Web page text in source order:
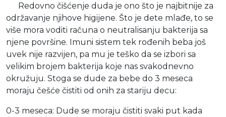
Redovno čišćenje duda je ono što je najbitnije za
održavanje njihove higijene. Što je dete mlađe, to se
više mora voditi računa o neutralisanju bakterija sa
njene površine. Imuni sistem tek rođenih beba još
uvek nije razvijen, pa mu je teško da se izbori sa
velikim brojem bakterija koje nas svakodnevno
okružuju. Stoga se dude za bebe do 3 meseca
moraju češće čistiti od onih za stariju decu:
0-3 meseca: Dude se moraju čistiti svaki put kada